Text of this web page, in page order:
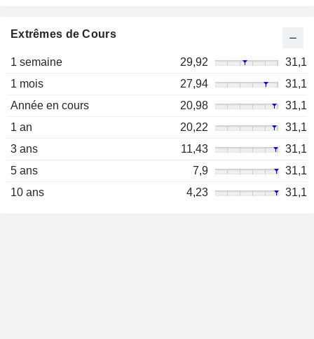
Extrêmes de Cours
1 semaine 29,92
31,1
1 mois
27,94
31,1
Année en cours
20,98
31,1
1 an
20,22
31,1
3 ans
11,43
31,1
5 ans
7,9
31,1
10 ans
4,23 31,1